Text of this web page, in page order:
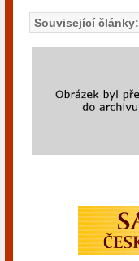
Související články: